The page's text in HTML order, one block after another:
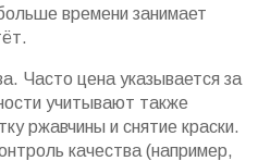
времени занимает
Часто цена указывается за
учитывают также
ржавчины и снятие краски.
качества (например,